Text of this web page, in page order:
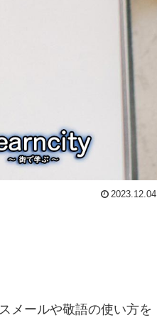
2023.12.04
メールや敬語の使い方を